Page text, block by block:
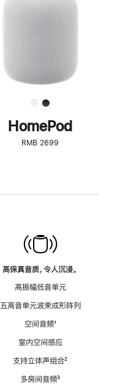
了
解
HomePod<
HomePod
RMB 2699
高保真音质，令人沉浸。
高振幅低音单元
五高音单元波束成形阵列
空间音频脚
¹
室内空间感应
支持立体声组合脚
²
多房间音频脚
³